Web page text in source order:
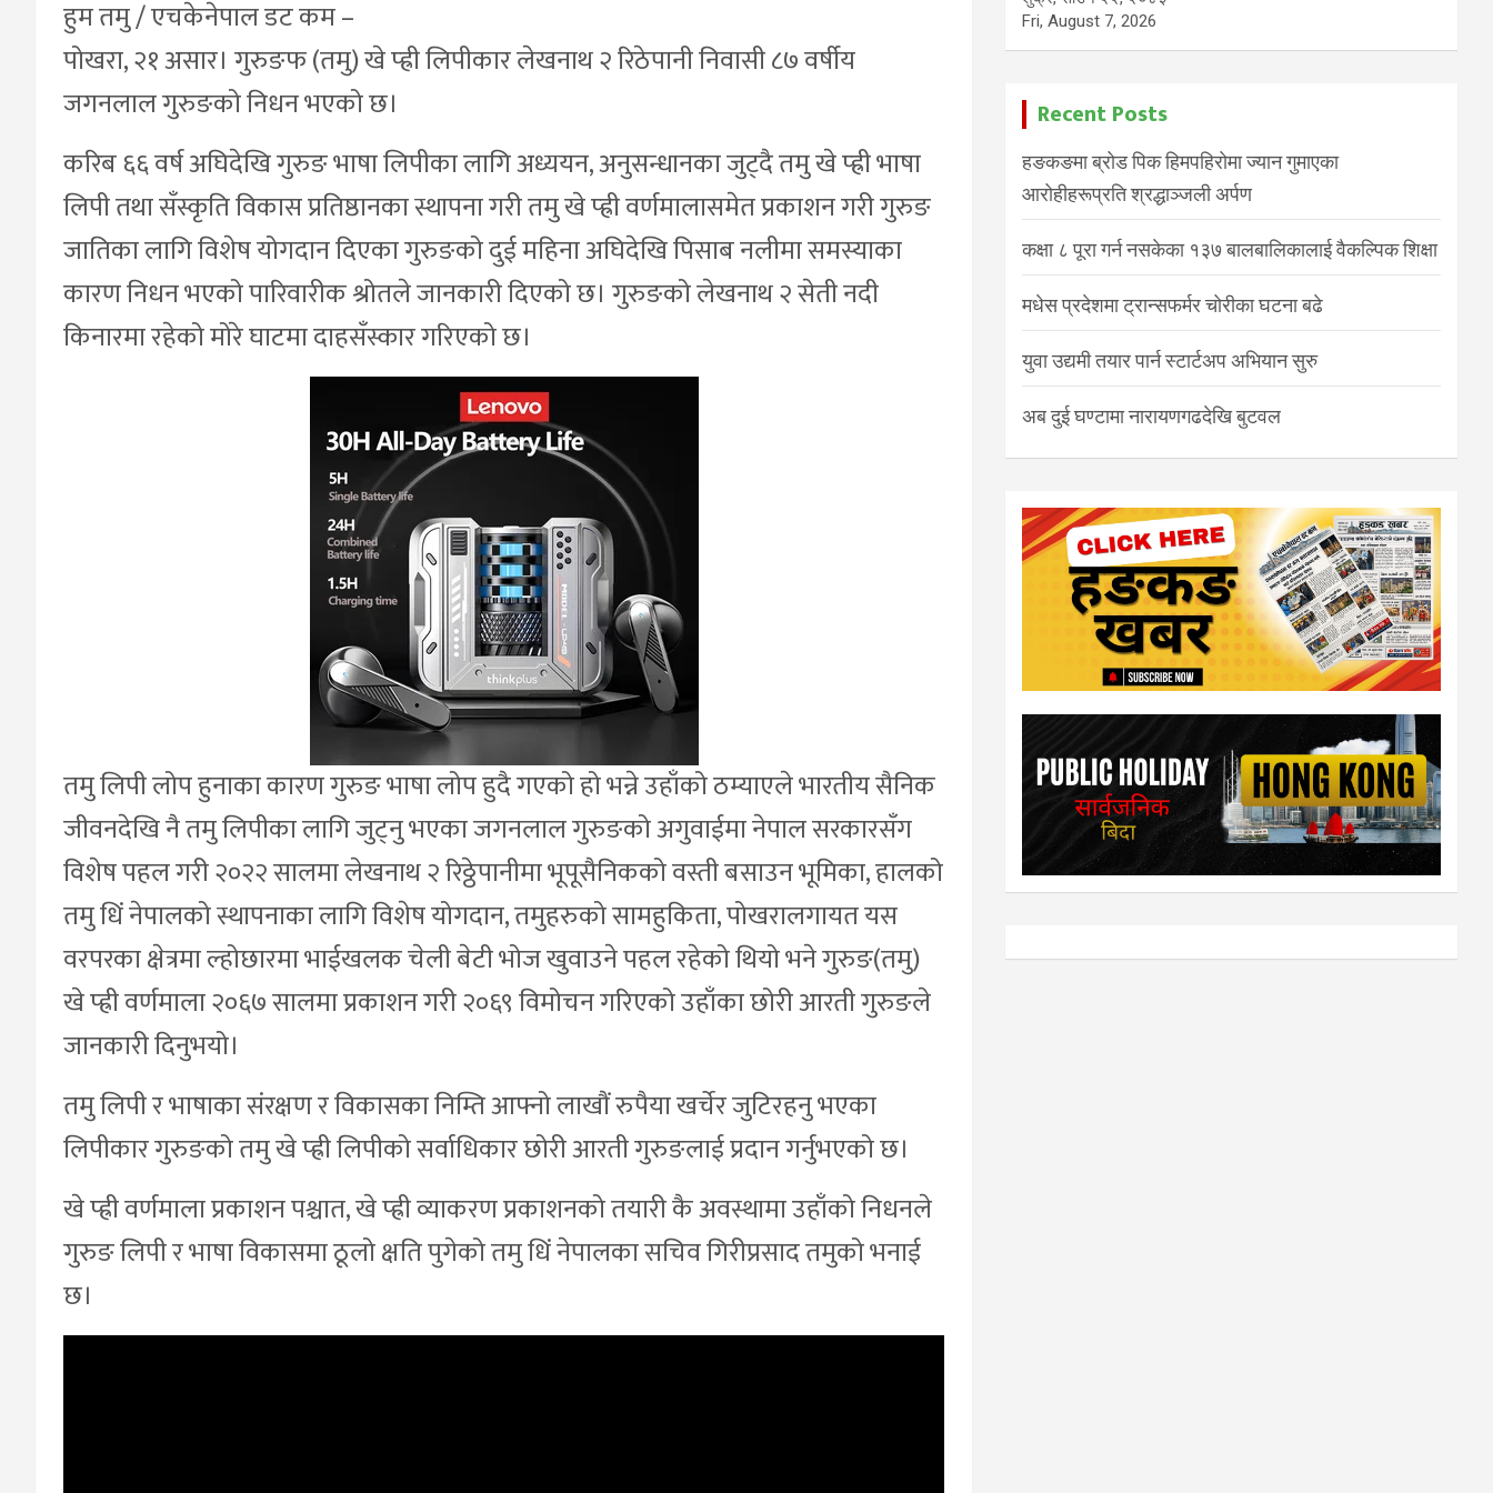
हुम तमु / एचकेनेपाल डट कम –
पोखरा, २१ असार। गुरुङफ (तमु) खे प्ह्री लिपीकार लेखनाथ २ रिठेपानी निवासी ८७ वर्षीय
जगनलाल गुरुङको निधन भएको छ।
करिब ६६ वर्ष अघिदेखि गुरुङ भाषा लिपीका लागि अध्ययन, अनुसन्धानका जुट्दै तमु खे प्ह्री भाषा
लिपी तथा सँस्कृति विकास प्रतिष्ठानका स्थापना गरी तमु खे प्ह्री वर्णमालासमेत प्रकाशन गरी गुरुङ
जातिका लागि विशेष योगदान दिएका गुरुङको दुई महिना अघिदेखि पिसाब नलीमा समस्याका
कारण निधन भएको पारिवारीक श्रोतले जानकारी दिएको छ। गुरुङको लेखनाथ २ सेती नदी
किनारमा रहेको मोरे घाटमा दाहसँस्कार गरिएको छ।
तमु लिपी लोप हुनाका कारण गुरुङ भाषा लोप हुदै गएको हो भन्ने उहाँको ठम्याएले भारतीय सैनिक
जीवनदेखि नै तमु लिपीका लागि जुट्नु भएका जगनलाल गुरुङको अगुवाईमा नेपाल सरकारसँग
विशेष पहल गरी २०२२ सालमा लेखनाथ २ रिठ्ठेपानीमा भूपूसैनिकको वस्ती बसाउन भूमिका, हालको
तमु धिं नेपालको स्थापनाका लागि विशेष योगदान, तमुहरुको सामहुकिता, पोखरालगायत यस
वरपरका क्षेत्रमा ल्होछारमा भाईखलक चेली बेटी भोज खुवाउने पहल रहेको थियो भने गुरुङ(तमु)
खे प्ह्री वर्णमाला २०६७ सालमा प्रकाशन गरी २०६९ विमोचन गरिएको उहाँका छोरी आरती गुरुङले
जानकारी दिनुभयो।
तमु लिपी र भाषाका संरक्षण र विकासका निम्ति आफ्नो लाखौं रुपैया खर्चेर जुटिरहनु भएका
लिपीकार गुरुङको तमु खे प्ह्री लिपीको सर्वाधिकार छोरी आरती गुरुङलाई प्रदान गर्नुभएको छ।
खे प्ह्री वर्णमाला प्रकाशन पश्चात, खे प्ह्री व्याकरण प्रकाशनको तयारी कै अवस्थामा उहाँको निधनले
गुरुङ लिपी र भाषा विकासमा ठूलो क्षति पुगेको तमु धिं नेपालका सचिव गिरीप्रसाद तमुको भनाई
छ।
Fri, August 7, 2026
Recent Posts
हङकङमा ब्रोड पिक हिमपहिरोमा ज्यान गुमाएका
आरोहीहरूप्रति श्रद्धाञ्जली अर्पण
कक्षा ८ पूरा गर्न नसकेका १३७ बालबालिकालाई वैकल्पिक शिक्षा
मधेस प्रदेशमा ट्रान्सफर्मर चोरीका घटना बढे
युवा उद्यमी तयार पार्न स्टार्टअप अभियान सुरु
अब दुई घण्टामा नारायणगढदेखि बुटवल